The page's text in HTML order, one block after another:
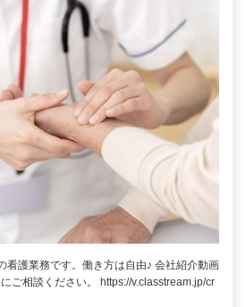
看護業務です。働き方は自由♪ 会社紹介動画
ご相談ください。 https://v.classtream.jp/cr